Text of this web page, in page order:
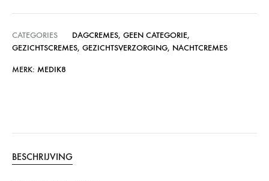
CATEGORIES DAGCREMES, GEEN CATEGORIE,
GEZICHTSCREMES, GEZICHTSVERZORGING, NACHTCREMES
MERK: MEDIK8
BESCHRIJVING